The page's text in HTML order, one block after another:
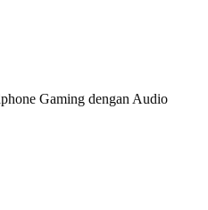
Gaming dengan Audio